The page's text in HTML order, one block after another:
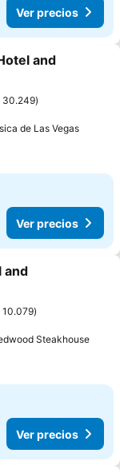
Ver precios
and
30.249
de Las VegasVer
Ver precios
and
10.079
SteakhouseVer
Ver precios